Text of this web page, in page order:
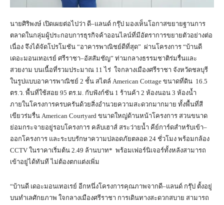
นายศิริพงษ์ เปิดเผยต่อไปว่า ดี–แลนด์ กรุ๊ป มองเห็นโอกาสขยายฐานการ
ตลาดในกลุ่มผู้ประกอบการธุรกิจค้าออนไลน์ที่มีอัตราการขยายตัวอย่างต่อ
เนื่อง จึงได้จัดโปรโมชัน “อาคารพาณิชย์ดีที่สุด” ผ่านโครงการ “บ้านดี
เดอะมอนเทอเรย์ ศรีราชา–อัสสัมชัญ” ท่ามกลางธรรมชาติร่มรื่นและ
สวยงาม บนเนื้อที่รวมประมาณ 11 ไร่ ใจกลางเมืองศรีราชา จังหวัดชลบุรี
ในรูปแบบอาคารพาณิชย์ 2 ชั้น สไตล์ American Cottage ขนาดที่ดิน 16.5
ตร.ว. พื้นที่ใช้สอย 95 ตร.ม. กับฟังก์ชัน 1 ร้านค้า 2 ห้องนอน 3 ห้องน้ำ
ภายในโครงการครบครันด้วยสิ่งอำนวยความสะดวกมากมาย ทั้งพื้นที่สี
เขียวร่มรื่น American Courtyard ขนาดใหญ่ด้านหน้าโครงการ สวนขนาด
ย่อมกระจายอยู่รอบโครงการ คลับเฮาส์ สระว่ายน้ำ คีย์การ์ดสำหรับเข้า–
ออกโครงการ และระบบรักษาความปลอดภัยตลอด 24 ชั่วโมง พร้อมกล้อง
CCTV ในราคาเริ่มต้น 2.49 ล้านบาท* พร้อมเฟอร์นิเจอร์ทั้งหลังสามารถ
เข้าอยู่ได้ทันที ไม่ต้องตกแต่งเพิ่ม
“บ้านดี เดอะมอนเทอเรย์ อีกหนึ่งโครงการคุณภาพจากดี–แลนด์ กรุ๊ป ตั้งอยู่
บนทำเลศักยภาพ ใจกลางเมืองศรีราชา การเดินทางสะดวกสบาย สามารถ